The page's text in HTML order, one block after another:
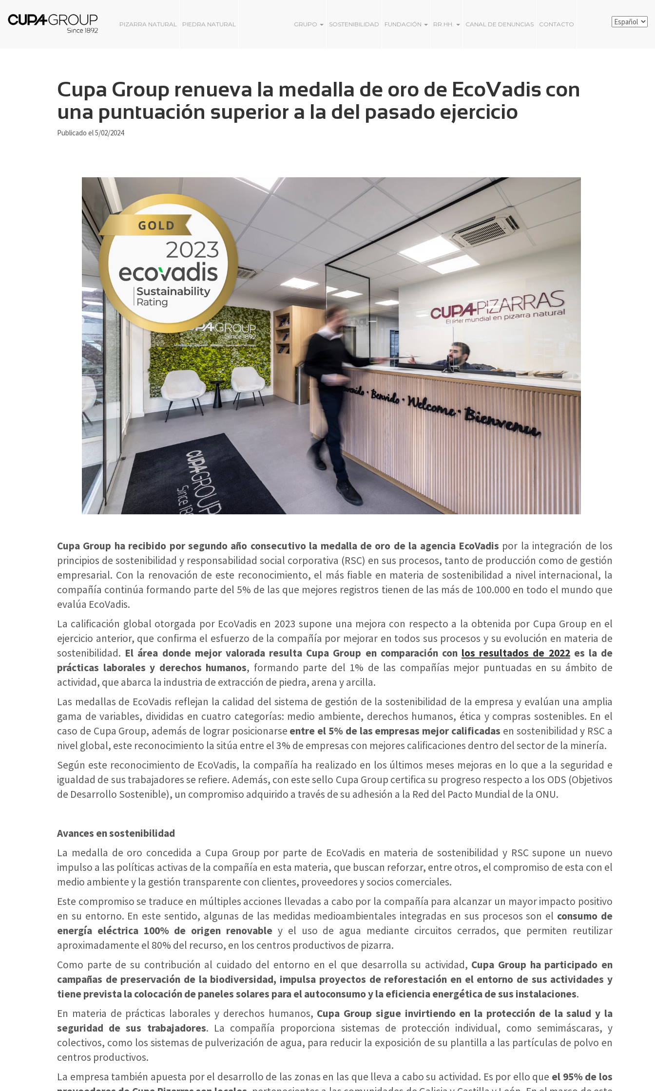
PIZARRA NATURAL PIEDRA NATURAL GRUPO SOSTENIBILIDAD FUNDACIÓN RR.HH. CANAL DE DENUNCIAS CONTACTO
Cupa Group renueva la medalla de oro de EcoVadis con
una puntuación superior a la del pasado ejercicio
Publicado el 5/02/2024
Cupa Group ha recibido por segundo año consecutivo la medalla de oro de la agencia EcoVadis por la integración de los
principios de sostenibilidad y responsabilidad social corporativa (RSC) en sus procesos, tanto de producción como de gestión
empresarial. Con la renovación de este reconocimiento, el más fiable en materia de sostenibilidad a nivel internacional, la
compañía continúa formando parte del 5% de las que mejores registros tienen de las más de 100.000 en todo el mundo que
evalúa EcoVadis.
La calificación global otorgada por EcoVadis en 2023 supone una mejora con respecto a la obtenida por Cupa Group en el
ejercicio anterior, que confirma el esfuerzo de la compañía por mejorar en todos sus procesos y su evolución en materia de
sostenibilidad. El área donde mejor valorada resulta Cupa Group en comparación con los resultados de 2022es la de
prácticas laborales y derechos humanos, formando parte del 1% de las compañías mejor puntuadas en su ámbito de
actividad, que abarca la industria de extracción de piedra, arena y arcilla.
Las medallas de EcoVadis reflejan la calidad del sistema de gestión de la sostenibilidad de la empresa y evalúan una amplia
gama de variables, divididas en cuatro categorías: medio ambiente, derechos humanos, ética y compras sostenibles. En el
caso de Cupa Group, además de lograr posicionarse entre el 5% de las empresas mejor calificadas en sostenibilidad y RSC a
nivel global, este reconocimiento la sitúa entre el 3% de empresas con mejores calificaciones dentro del sector de la minería.
Según este reconocimiento de EcoVadis, la compañía ha realizado en los últimos meses mejoras en lo que a la seguridad e
igualdad de sus trabajadores se refiere. Además, con este sello Cupa Group certifica su progreso respecto a los ODS (Objetivos
de Desarrollo Sostenible), un compromiso adquirido a través de su adhesión a la Red del Pacto Mundial de la ONU.
Avances en sostenibilidad
La medalla de oro concedida a Cupa Group por parte de EcoVadis en materia de sostenibilidad y RSC supone un nuevo
impulso a las políticas activas de la compañía en esta materia, que buscan reforzar, entre otros, el compromiso de esta con el
medio ambiente y la gestión transparente con clientes, proveedores y socios comerciales.
Este compromiso se traduce en múltiples acciones llevadas a cabo por la compañía para alcanzar un mayor impacto positivo
en su entorno. En este sentido, algunas de las medidas medioambientales integradas en sus procesos son el consumo de
energía eléctrica 100% de origen renovable y el uso de agua mediante circuitos cerrados, que permiten reutilizar
aproximadamente el 80% del recurso, en los centros productivos de pizarra.
Como parte de su contribución al cuidado del entorno en el que desarrolla su actividad, Cupa Group ha participado en
campañas de preservación de la biodiversidad, impulsa proyectos de reforestación en el entorno de sus actividades y
tiene prevista la colocación de paneles solares para el autoconsumo y la eficiencia energética de sus instalaciones.
En materia de prácticas laborales y derechos humanos, Cupa Group sigue invirtiendo en la protección de la salud y la
seguridad de sus trabajadores. La compañía proporciona sistemas de protección individual, como semimáscaras, y
colectivos, como los sistemas de pulverización de agua, para reducir la exposición de su plantilla a las partículas de polvo en
centros productivos.
La empresa también apuesta por el desarrollo de las zonas en las que lleva a cabo su actividad. Es por ello que el 95% de los